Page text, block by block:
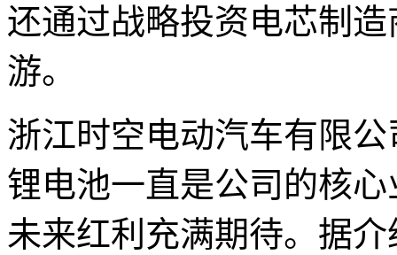
还通过战略投资电芯制
游。
浙江时空电动汽车有限
锂电池一直是公司的核
未来红利充满期待。据